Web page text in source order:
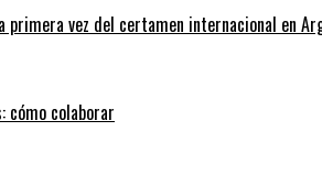
vez del certamen internacional en
cómo colaborar